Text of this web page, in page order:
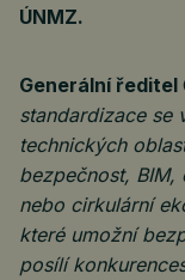
ÚNMZ.
Generální ředitel
standardizace se
technických
bezpečnost,
nebo cirkulární
které umožní
posílí